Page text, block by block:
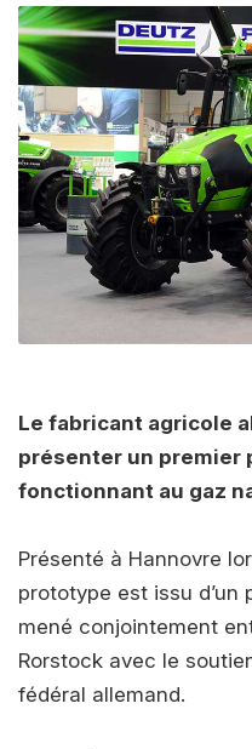
Le fabricant agricole
présenter un premier
fonctionnant au gaz
Présenté à Hannovre
prototype est issu d’un
mené conjointement
Rorstock avec le
fédéral allemand.